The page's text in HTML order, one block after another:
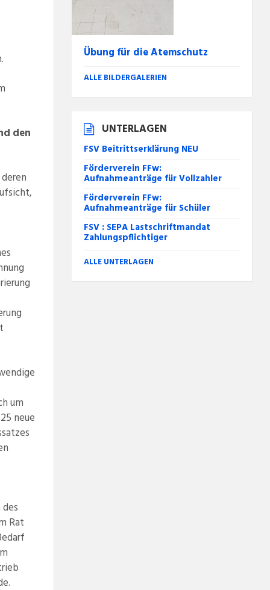
den
um
neue
Rat
Übung für die Atemschutz
ALLE BILDERGALERIEN
UNTERLAGEN
FSV Beitrittserklärung NEU
Förderverein FFw:
Aufnahmeanträge für Vollzahler
Förderverein FFw:
Aufnahmeanträge für Schüler
FSV : SEPA Lastschriftmandat
Zahlungspflichtiger
ALLE UNTERLAGEN